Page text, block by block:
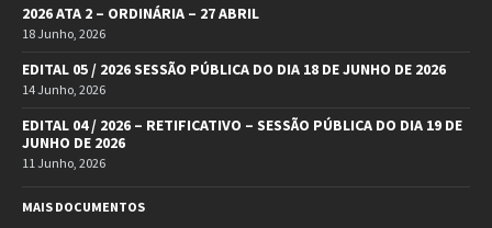
2026 ATA 2 – ORDINÁRIA – 27 ABRIL
18 Junho, 2026
EDITAL 05 / 2026 SESSÃO PÚBLICA DO DIA 18 DE JUNHO DE 2026
14 Junho, 2026
EDITAL 04 / 2026 – RETIFICATIVO – SESSÃO PÚBLICA DO DIA 19 DE
JUNHO DE 2026
11 Junho, 2026
MAIS DOCUMENTOS